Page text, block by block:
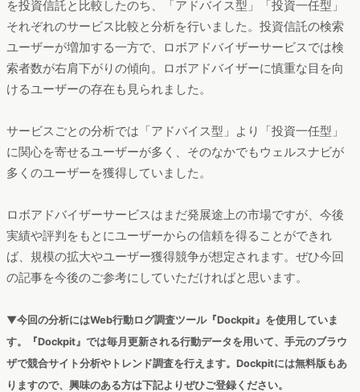
を投資信託と比較したのち、「アドバイス型」「投資一任型」
それぞれのサービス比較と分析を行いました。投資信託の検索
ユーザーが増加する一方で、ロボアドバイザーサービスでは検
索者数が右肩下がりの傾向。ロボアドバイザーに慎重な目を向
けるユーザーの存在も見られました。
サービスごとの分析では「アドバイス型」より「投資一任型」
に関心を寄せるユーザーが多く、そのなかでもウェルスナビが
多くのユーザーを獲得していました。
ロボアドバイザーサービスはまだ発展途上の市場ですが、今後
実績や評判をもとにユーザーからの信頼を得ることができれ
ば、規模の拡大やユーザー獲得競争が想定されます。ぜひ今回
の記事を今後のご参考にしていただければと思います。
▼今回の分析にはWeb行動ログ調査ツール『Dockpit』を使用していま
す。『Dockpit』では毎月更新される行動データを用いて、手元のブラウ
ザで競合サイト分析やトレンド調査を行えます。Dockpitには無料版もあ
りますので、興味のある方は下記よりぜひご登録ください。